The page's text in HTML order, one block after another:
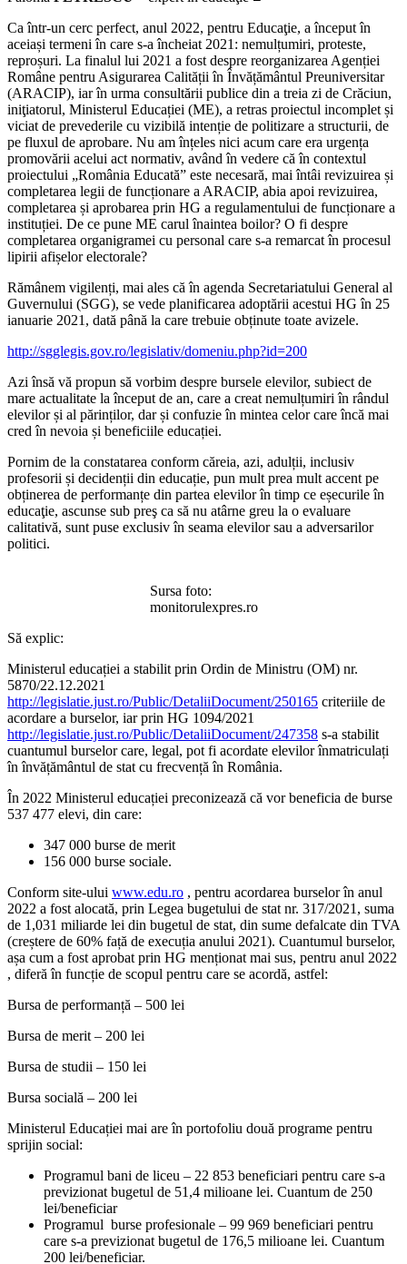
Ca într-un cerc perfect, anul 2022, pentru Educaţie, a început în
aceiași termeni în care s-a încheiat 2021: nemulțumiri, proteste,
reproșuri. La finalul lui 2021 a fost despre reorganizarea Agenției
Române pentru Asigurarea Calității în Învățământul Preuniversitar
(ARACIP), iar în urma consultării publice din a treia zi de Crăciun,
iniţiatorul, Ministerul Educației (ME), a retras proiectul incomplet și
viciat de prevederile cu vizibilă intenție de politizare a structurii, de
pe fluxul de aprobare. Nu am înțeles nici acum care era urgența
promovării acelui act normativ, având în vedere că în contextul
proiectului „România Educată” este necesară, mai întâi revizuirea și
completarea legii de funcționare a ARACIP, abia apoi revizuirea,
completarea și aprobarea prin HG a regulamentului de funcționare a
instituției. De ce pune ME carul înaintea boilor? O fi despre
completarea organigramei cu personal care s-a remarcat în procesul
lipirii afișelor electorale?
Rămânem vigilenți, mai ales că în agenda Secretariatului General al
Guvernului (SGG), se vede planificarea adoptării acestui HG în 25
ianuarie 2021, dată până la care trebuie obținute toate avizele.
http://sgglegis.gov.ro/legislativ/domeniu.php?id=200
Azi însă vă propun să vorbim despre bursele elevilor, subiect de
mare actualitate la început de an, care a creat nemulțumiri în rândul
elevilor și al părinților, dar și confuzie în mintea celor care încă mai
cred în nevoia și beneficiile educației.
Pornim de la constatarea conform căreia, azi, adulții, inclusiv
profesorii și decidenții din educație, pun mult prea mult accent pe
obținerea de performanțe din partea elevilor în timp ce eșecurile în
educaţie, ascunse sub preş ca să nu atârne greu la o evaluare
calitativă, sunt puse exclusiv în seama elevilor sau a adversarilor
politici.
Sursa foto:
monitorulexpres.ro
Să explic:
Ministerul educației a stabilit prin Ordin de Ministru (OM) nr.
5870/22.12.2021
http://legislatie.just.ro/Public/DetaliiDocument/250165 criteriile de
acordare a burselor, iar prin HG 1094/2021
http://legislatie.just.ro/Public/DetaliiDocument/247358 s-a stabilit
cuantumul burselor care, legal, pot fi acordate elevilor înmatriculați
în învățământul de stat cu frecvență în România.
În 2022 Ministerul educației preconizează că vor beneficia de burse
537 477 elevi, din care:
347 000 burse de merit
156 000 burse sociale.
Conform site-ului www.edu.ro , pentru acordarea burselor în anul
2022 a fost alocată, prin Legea bugetului de stat nr. 317/2021, suma
de 1,031 miliarde lei din bugetul de stat, din sume defalcate din TVA
(creștere de 60% față de execuția anului 2021). Cuantumul burselor,
așa cum a fost aprobat prin HG menționat mai sus, pentru anul 2022
, diferă în funcție de scopul pentru care se acordă, astfel:
Bursa de performanță – 500 lei
Bursa de merit – 200 lei
Bursa de studii – 150 lei
Bursa socială – 200 lei
Ministerul Educației mai are în portofoliu două programe pentru
sprijin social:
Programul bani de liceu – 22 853 beneficiari pentru care s-a
previzionat bugetul de 51,4 milioane lei. Cuantum de 250
lei/beneficiar
Programul burse profesionale – 99 969 beneficiari pentru
care s-a previzionat bugetul de 176,5 milioane lei. Cuantum
200 lei/beneficiar.